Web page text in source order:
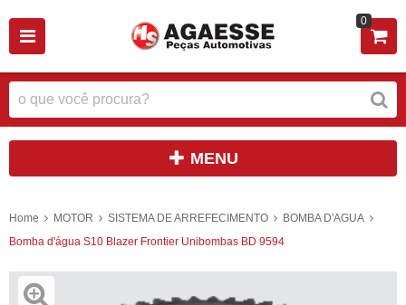
0
MENU
Home MOTOR SISTEMA DE ARREFECIMENTO
BOMBA D'AGUA
Bomba d'água S10 Blazer Frontier Unibombas BD 9594